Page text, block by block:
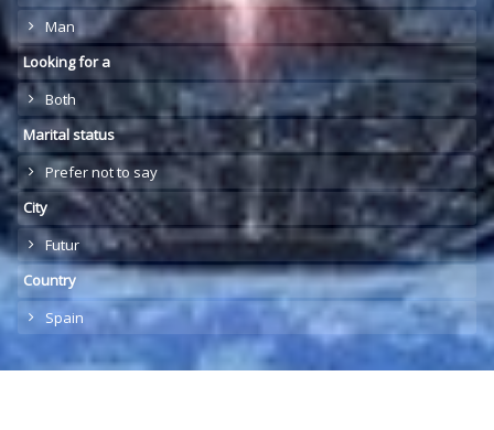
Man
Looking for a
Both
Marital status
Prefer not to say
City
Futur
Country
Spain